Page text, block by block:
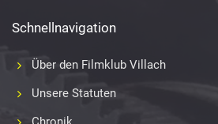
Schnellnavigation
Über den Filmklub Villach
Unsere Statuten